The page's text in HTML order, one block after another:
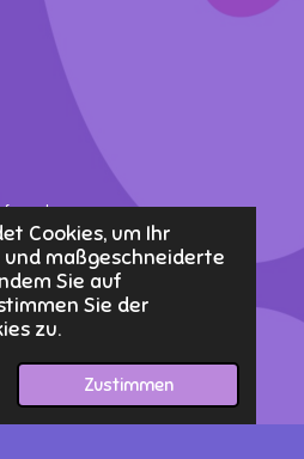
Cookies, um Ihr
maßgeschneiderte
Sie auf
Sie der
zu.
Zustimmen